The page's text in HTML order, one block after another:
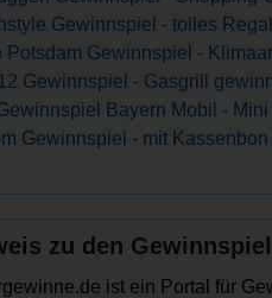
Gewinnspiel - tolles
Potsdam Gewinnspiel -
Gewinnspiel - Gasgrill
Bayern Mobil -
Gewinnspiel - mit
zu den
ist ein Portal für